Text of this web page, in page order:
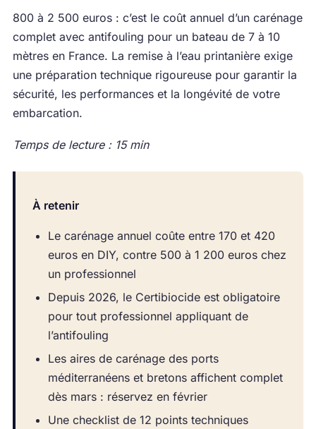
800 à 2 500 euros : c’est le coût annuel d’un carénage
complet avec antifouling pour un bateau de 7 à 10
mètres en France. La remise à l’eau printanière exige
une préparation technique rigoureuse pour garantir la
sécurité, les performances et la longévité de votre
embarcation.
Temps de lecture : 15 min
À retenir
Le carénage annuel coûte entre 170 et 420
euros en DIY, contre 500 à 1 200 euros chez
un professionnel
Depuis 2026, le Certibiocide est obligatoire
pour tout professionnel appliquant de
l’antifouling
Les aires de carénage des ports
méditerranéens et bretons affichent complet
dès mars : réservez en février
Une checklist de 12 points techniques